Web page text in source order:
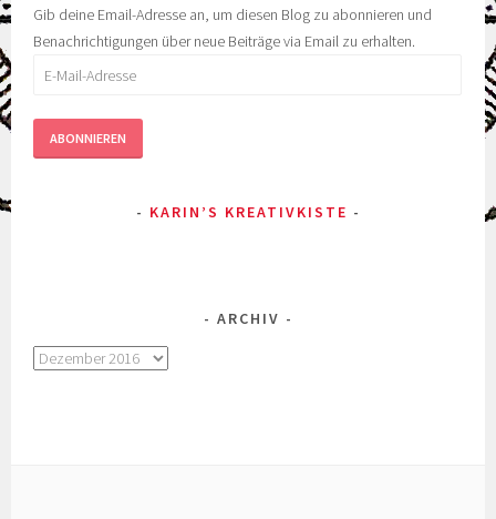
Gib deine Email-Adresse an, um diesen Blog zu abonnieren und
Benachrichtigungen über neue Beiträge via Email zu erhalten.
Adresse
ABONNIEREN
KARIN’S KREATIVKISTE
ARCHIV
Archiv